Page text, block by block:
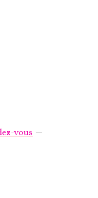
в За­
vous —